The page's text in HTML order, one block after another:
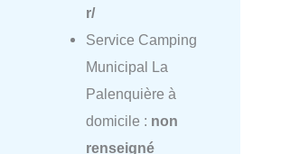
r/
Service Camping
Municipal La
Palenquière à
domicile : non
renseigné